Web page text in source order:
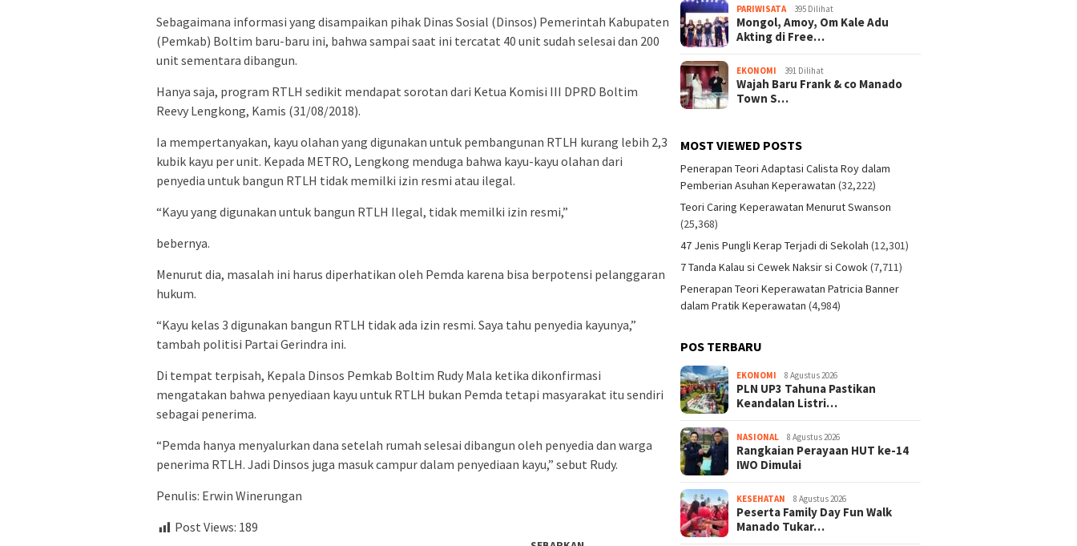
Sebagaimana informasi yang disampaikan pihak Dinas Sosial (Dinsos) Pemerintah Kabupaten
(Pemkab) Boltim baru-baru ini, bahwa sampai saat ini tercatat 40 unit sudah selesai dan 200
unit sementara dibangun.
Hanya saja, program RTLH sedikit mendapat sorotan dari Ketua Komisi III DPRD Boltim
Reevy Lengkong, Kamis (31/08/2018).
Ia mempertanyakan, kayu olahan yang digunakan untuk pembangunan RTLH kurang lebih 2,3
kubik kayu per unit. Kepada METRO, Lengkong menduga bahwa kayu-kayu olahan dari
penyedia untuk bangun RTLH tidak memilki izin resmi atau ilegal.
“Kayu yang digunakan untuk bangun RTLH Ilegal, tidak memilki izin resmi,”
bebernya.
Menurut dia, masalah ini harus diperhatikan oleh Pemda karena bisa berpotensi pelanggaran
hukum.
“Kayu kelas 3 digunakan bangun RTLH tidak ada izin resmi. Saya tahu penyedia kayunya,”
tambah politisi Partai Gerindra ini.
Di tempat terpisah, Kepala Dinsos Pemkab Boltim Rudy Mala ketika dikonfirmasi
mengatakan bahwa penyediaan kayu untuk RTLH bukan Pemda tetapi masyarakat itu sendiri
sebagai penerima.
“Pemda hanya menyalurkan dana setelah rumah selesai dibangun oleh penyedia dan warga
penerima RTLH. Jadi Dinsos juga masuk campur dalam penyediaan kayu,” sebut Rudy.
Penulis: Erwin Winerungan
Post Views: 189
PARIWISATA 395 Dilihat
Mongol, Amoy, Om Kale Adu
Akting di Free…
EKONOMI 391 Dilihat
Wajah Baru Frank & co Manado
Town S…
MOST VIEWED POSTS
Penerapan Teori Adaptasi Calista Roy dalam
Pemberian Asuhan Keperawatan (32,222)
Teori Caring Keperawatan Menurut Swanson
(25,368)
47 Jenis Pungli Kerap Terjadi di Sekolah (12,301)
7 Tanda Kalau si Cewek Naksir si Cowok(7,711)
Penerapan Teori Keperawatan Patricia Banner
dalam Pratik Keperawatan (4,984)
POS TERBARU
EKONOMI 8 Agustus 2026
PLN UP3 Tahuna Pastikan
Keandalan Listri…
NASIONAL 8 Agustus 2026
Rangkaian Perayaan HUT ke-14
IWO Dimulai
KESEHATAN 8 Agustus 2026
Peserta Family Day Fun Walk
Manado Tukar…